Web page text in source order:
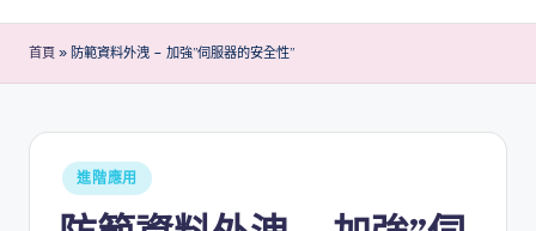
T
E
N
首頁 » 防範資料外洩 – 加強”伺服器的安全性”
Posted
in
進階應用